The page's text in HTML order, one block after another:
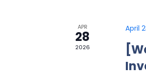
APR
28
2026
April